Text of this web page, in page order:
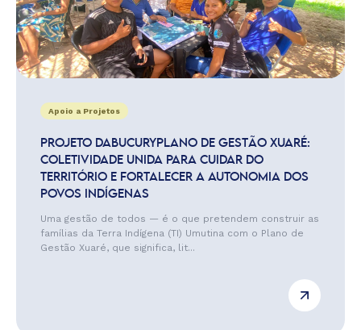
Apoio a Projetos
PROJETO DABUCURYPLANO DE GESTÃO XUARÉ:
COLETIVIDADE UNIDA PARA CUIDAR DO
TERRITÓRIO E FORTALECER A AUTONOMIA DOS
POVOS INDÍGENAS
Uma gestão de todos — é o que pretendem construir as
famílias da Terra Indígena (TI) Umutina com o Plano de
Gestão Xuaré, que significa, lit...